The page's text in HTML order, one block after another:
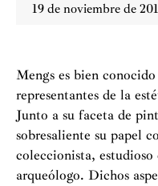
19 de noviembre de
Mengs es bien
representantes de la
Junto a su faceta de
sobresaliente su papel
coleccionista,
arqueólogo. Dichos